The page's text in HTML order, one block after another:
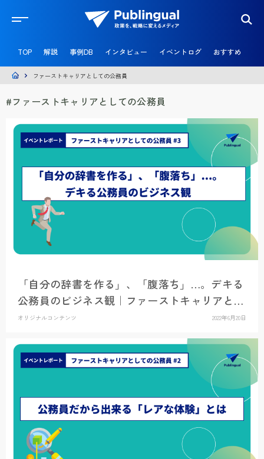
官
共
創
ィ
ア
u
b
l
n
g
u
a
TOP 解説 事例DB インタビュー イベントログ おすすめ
ファーストキャリアとしての公務員
#ファーストキャリアとしての公務員
「自分の辞書を作る」、「腹落ち」…。デキる
公務員のビジネス観｜ファーストキャリアとし
ての公務員 #3
オリジナルコンテンツ 2022年6月20日